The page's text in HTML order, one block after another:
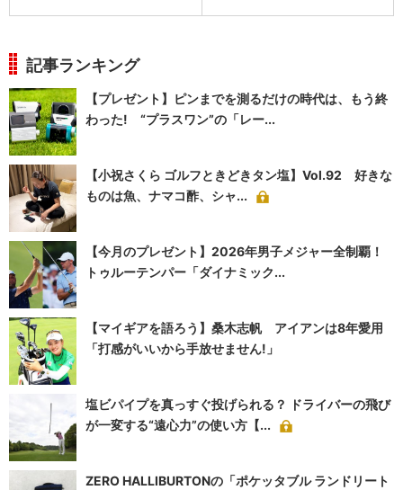
記事ランキング
【プレゼント】ピンまでを測るだけの時代は、もう終
わった! “プラスワン”の「レー...
【小祝さくら ゴルフときどきタン塩】Vol.92 好きな
ものは魚、ナマコ酢、シャ...
【今月のプレゼント】2026年男子メジャー全制覇！
トゥルーテンパー「ダイナミック...
【マイギアを語ろう】桑木志帆 アイアンは8年愛用
「打感がいいから手放せません!」
塩ビパイプを真っすぐ投げられる？ ドライバーの飛び
が一変する“遠心力”の使い方【...
ZERO HALLIBURTONの「ポケッタブル ランドリート